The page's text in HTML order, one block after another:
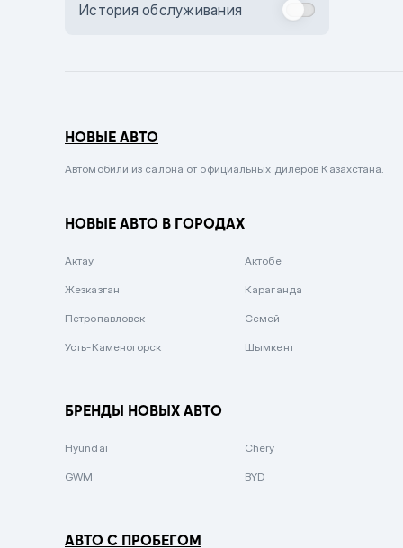
Комбинированный
Сиреневый металлик
Вишневый
Зеленый металлик
История обслуживания
НОВЫЕ АВТО
Автомобили из салона от официальных дилеров Казахстана.
НОВЫЕ АВТО В ГОРОДАХ
Актау Актобе
Жезказган Караганда
Петропавловск Семей
Усть-Каменогорск Шымкент
БРЕНДЫ НОВЫХ АВТО
Hyundai Chery
GWM BYD
АВТО С ПРОБЕГОМ